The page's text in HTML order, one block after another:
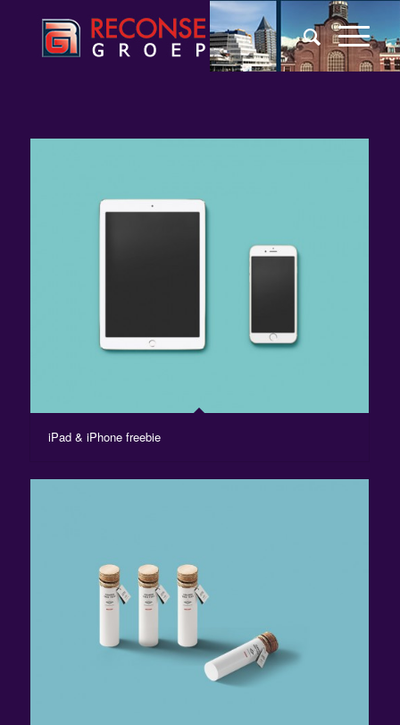
iPad & iPhone freebie